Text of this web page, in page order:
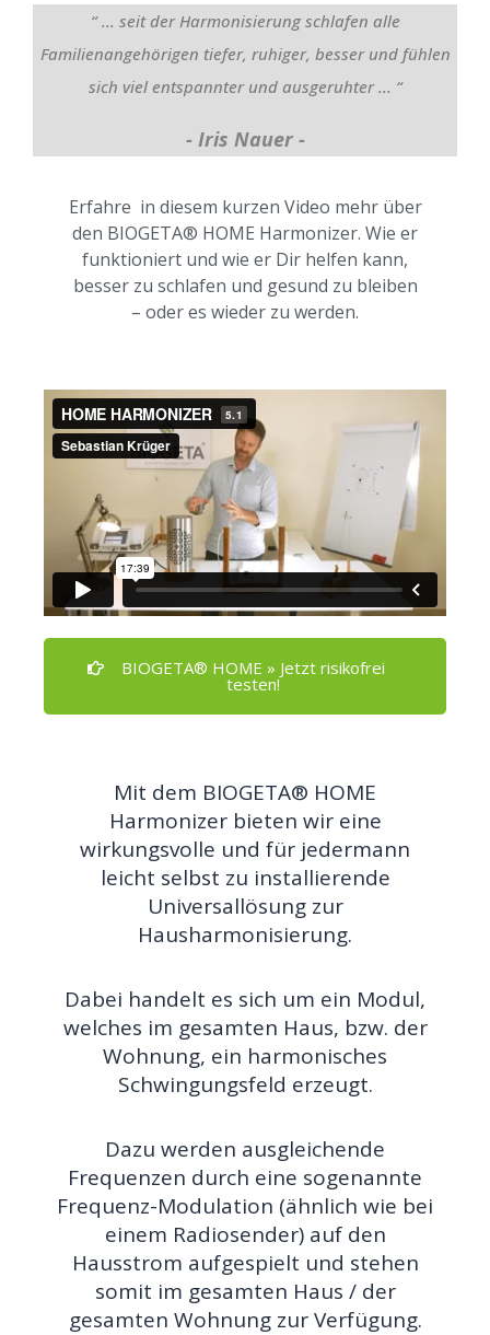
“ ... seit der Harmonisierung schlafen alle
Familienangehörigen tiefer, ruhiger, besser und fühlen
sich viel entspannter und ausgeruhter ... “
- Iris Nauer -
Erfahre in diesem kurzen Video mehr über
den BIOGETA® HOME Harmonizer. Wie er
funktioniert und wie er Dir helfen kann,
besser zu schlafen und gesund zu bleiben
– oder es wieder zu werden.
BIOGETA® HOME » Jetzt risikofrei
testen!
Mit dem BIOGETA® HOME
Harmonizer bieten wir eine
wirkungsvolle und für jedermann
leicht selbst zu installierende
Universallösung zur
Hausharmonisierung.
Dabei handelt es sich um ein Modul,
welches im gesamten Haus, bzw. der
Wohnung, ein harmonisches
Schwingungsfeld erzeugt.
Dazu werden ausgleichende
Frequenzen durch eine sogenannte
Frequenz-Modulation (ähnlich wie bei
einem Radiosender) auf den
Hausstrom aufgespielt und stehen
somit im gesamten Haus / der
gesamten Wohnung zur Verfügung.